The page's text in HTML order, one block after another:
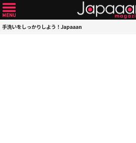
手洗いをしっかりしよう！Japaaan